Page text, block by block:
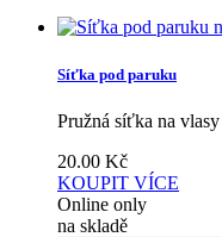
Síťka pod paruku
Pružná síťka na
20.00 Kč
KOUPIT VÍCE
Online only
na skladě